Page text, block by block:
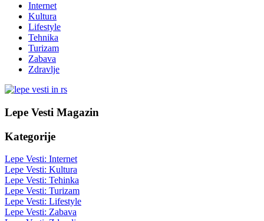
Internet
Kultura
Lifestyle
Tehnika
Turizam
Zabava
Zdravlje
Lepe Vesti Magazin
Kategorije
Lepe Vesti: Internet
Lepe Vesti: Kultura
Lepe Vesti: Tehinka
Lepe Vesti: Turizam
Lepe Vesti: Lifestyle
Lepe Vesti: Zabava